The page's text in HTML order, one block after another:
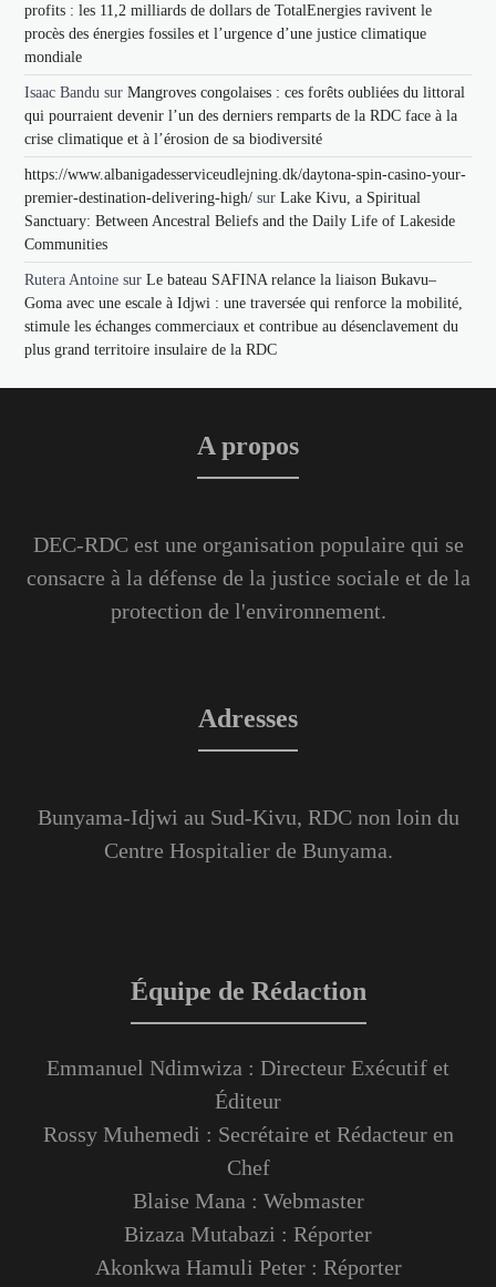
profits : les 11,2 milliards de dollars de TotalEnergies ravivent le
procès des énergies fossiles et l’urgence d’une justice climatique
mondiale
Isaac Bandu surMangroves congolaises : ces forêts oubliées du littoral
qui pourraient devenir l’un des derniers remparts de la RDC face à la
crise climatique et à l’érosion de sa biodiversité
https://www.albanigadesserviceudlejning.dk/daytona-spin-casino-your-
premier-destination-delivering-high/ surLake Kivu, a Spiritual
Sanctuary: Between Ancestral Beliefs and the Daily Life of Lakeside
Communities
Rutera Antoine surLe bateau SAFINA relance la liaison Bukavu–
Goma avec une escale à Idjwi : une traversée qui renforce la mobilité,
stimule les échanges commerciaux et contribue au désenclavement du
plus grand territoire insulaire de la RDC
A propos
DEC-RDC est une organisation populaire qui se
consacre à la défense de la justice sociale et de la
protection de l'environnement.
Adresses
Bunyama-Idjwi au Sud-Kivu, RDC non loin du
Centre Hospitalier de Bunyama.
Équipe de Rédaction
Emmanuel Ndimwiza : Directeur Exécutif et
Éditeur
Rossy Muhemedi : Secrétaire et Rédacteur en
Chef
Blaise Mana : Webmaster
Bizaza Mutabazi : Réporter
Akonkwa Hamuli Peter : Réporter